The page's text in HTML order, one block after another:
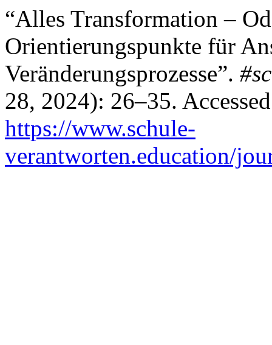
“Alles Transformation –
Orientierungspunkte für
Veränderungsprozesse”.
28, 2024): 26–35.
https://www.schule-
verantworten.education/